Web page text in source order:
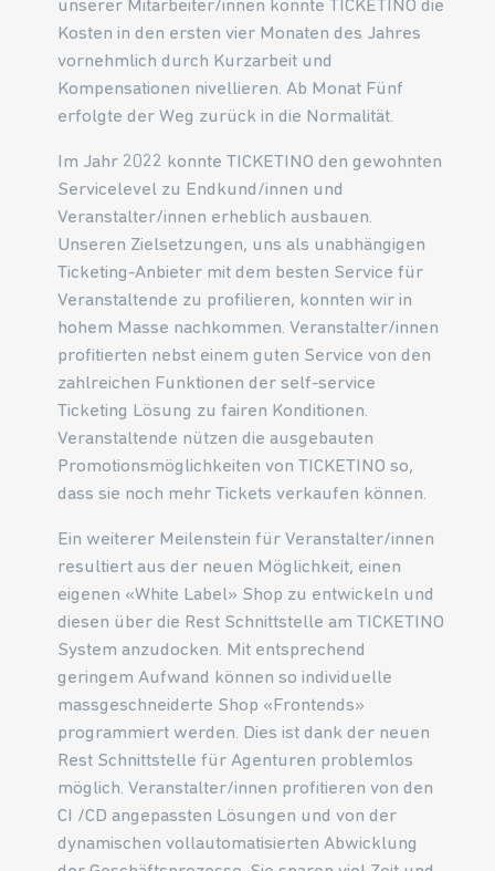
unserer Mitarbeiter/innen konnte TICKETINO die
Kosten in den ersten vier Monaten des Jahres
vornehmlich durch Kurzarbeit und
Kompensationen nivellieren. Ab Monat Fünf
erfolgte der Weg zurück in die Normalität.
Im Jahr 2022 konnte TICKETINO den gewohnten
Servicelevel zu Endkund/innen und
Veranstalter/innen erheblich ausbauen.
Unseren Zielsetzungen, uns als unabhängigen
Ticketing-Anbieter mit dem besten Service für
Veranstaltende zu profilieren, konnten wir in
hohem Masse nachkommen. Veranstalter/innen
profitierten nebst einem guten Service von den
zahlreichen Funktionen der self-service
Ticketing Lösung zu fairen Konditionen.
Veranstaltende nützen die ausgebauten
Promotionsmöglichkeiten von TICKETINO so,
dass sie noch mehr Tickets verkaufen können.
Ein weiterer Meilenstein für Veranstalter/innen
resultiert aus der neuen Möglichkeit, einen
eigenen «White Label» Shop zu entwickeln und
diesen über die Rest Schnittstelle am TICKETINO
System anzudocken. Mit entsprechend
geringem Aufwand können so individuelle
massgeschneiderte Shop «Frontends»
programmiert werden. Dies ist dank der neuen
Rest Schnittstelle für Agenturen problemlos
möglich. Veranstalter/innen profitieren von den
CI /CD angepassten Lösungen und von der
dynamischen vollautomatisierten Abwicklung